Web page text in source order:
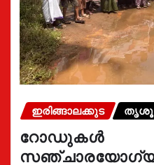
ഇരിങ്ങാലക്കുട
റോഡുകൾ